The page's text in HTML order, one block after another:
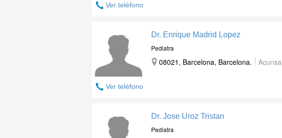
Ver teléfono
Ver teléfono
Dr. Enrique Madrid Lopez
Pediatra
08021, Barcelona, Barcelona. Acunsa
Dr. Jose Uroz Tristan
Pediatra